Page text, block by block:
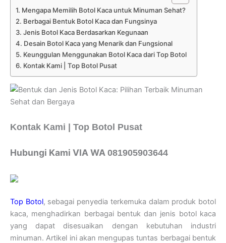
Mengapa Memilih Botol Kaca untuk Minuman Sehat?
Berbagai Bentuk Botol Kaca dan Fungsinya
Jenis Botol Kaca Berdasarkan Kegunaan
Desain Botol Kaca yang Menarik dan Fungsional
Keunggulan Menggunakan Botol Kaca dari Top Botol
Kontak Kami | Top Botol Pusat
Kontak Kami | Top Botol Pusat
Hubungi Kami VIA WA 081905903644
Top Botol, sebagai penyedia terkemuka dalam produk botol
kaca, menghadirkan berbagai bentuk dan jenis botol kaca
yang dapat disesuaikan dengan kebutuhan industri
minuman. Artikel ini akan mengupas tuntas berbagai bentuk